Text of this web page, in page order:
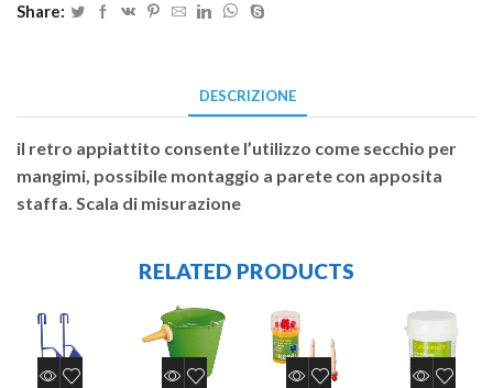
Share:
DESCRIZIONE
il retro appiattito consente l’utilizzo come secchio per
mangimi, possibile montaggio a parete con apposita
staffa. Scala di misurazione
RELATED PRODUCTS